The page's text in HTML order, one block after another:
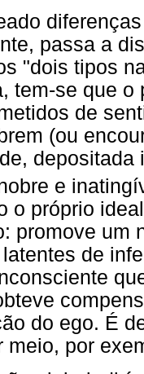
passa a
"dois tipos
tem-se que
de
(ou
e
o próprio
promove um
de
do ego. É
meio, por